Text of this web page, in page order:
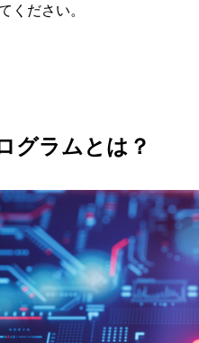
ください。
グラムとは？